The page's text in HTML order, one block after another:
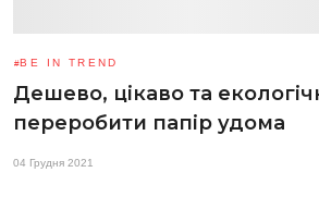
BE IN TREND
Дешево, цікаво та
переробити папір удома
04 Грудня 2021